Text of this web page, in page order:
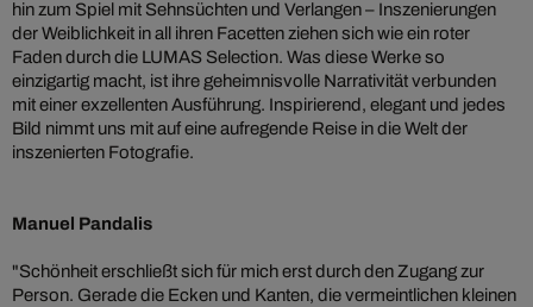
hin zum Spiel mit Sehnsüchten und Verlangen – Inszenierungen
der Weiblichkeit in all ihren Facetten ziehen sich wie ein roter
Faden durch die LUMAS Selection. Was diese Werke so
einzigartig macht, ist ihre geheimnisvolle Narrativität verbunden
mit einer exzellenten Ausführung. Inspirierend, elegant und jedes
Bild nimmt uns mit auf eine aufregende Reise in die Welt der
inszenierten Fotografie.
Manuel Pandalis
"Schönheit erschließt sich für mich erst durch den Zugang zur
Person. Gerade die Ecken und Kanten, die vermeintlichen kleinen